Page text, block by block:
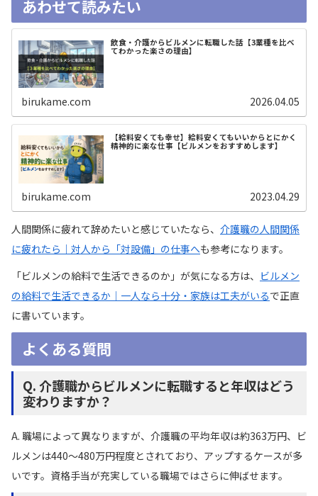
あわせて読みたい
飲食・介護からビルメンに転職した話【3業種を比べ
てわかった楽さの理由】
birukame.com 2026.04.05
【給料安くても幸せ】給料安くてもいいからとにかく
精神的に楽な仕事【ビルメンをおすすめします】
birukame.com 2023.04.29
人間関係に疲れて辞めたいと感じていたなら、 介護職の人間関係
に疲れたら｜対人から「対設備」の仕事へも参考になります。
「ビルメンの給料で生活できるのか」が気になる方は、 ビルメン
の給料で生活できるか｜一人なら十分・家族は工夫がいるで正直
に書いています。
よくある質問
Q. 介護職からビルメンに転職すると年収はどう
変わりますか？
A. 職場によって異なりますが、介護職の平均年収は約363万円、ビ
ルメンは440〜480万円程度とされており、アップするケースが多
いです。資格手当が充実している職場ではさらに伸ばせます。